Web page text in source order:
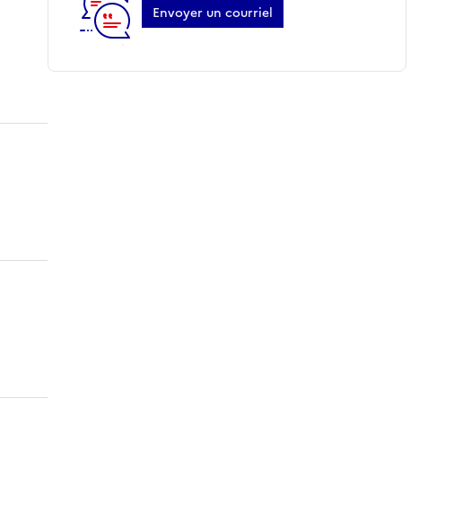
Envoyer un courriel